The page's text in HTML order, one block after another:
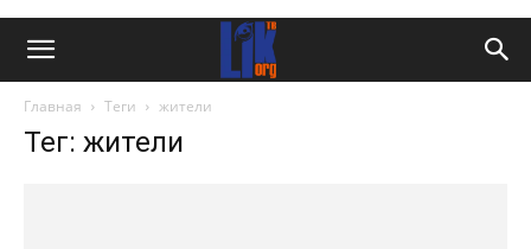
Главная Теги жители
Тег: жители